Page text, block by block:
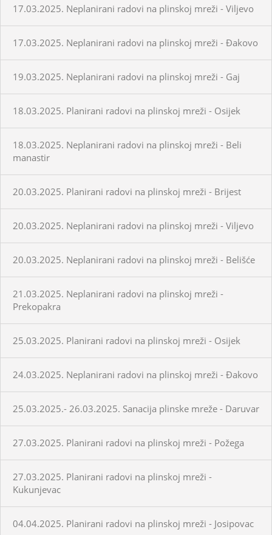
17.03.2025. Neplanirani radovi na plinskoj mreži - Viljevo
17.03.2025. Neplanirani radovi na plinskoj mreži - Đakovo
19.03.2025. Neplanirani radovi na plinskoj mreži - Gaj
18.03.2025. Planirani radovi na plinskoj mreži - Osijek
18.03.2025. Neplanirani radovi na plinskoj mreži - Beli
manastir
20.03.2025. Planirani radovi na plinskoj mreži - Brijest
20.03.2025. Neplanirani radovi na plinskoj mreži - Viljevo
20.03.2025. Neplanirani radovi na plinskoj mreži - Belišće
21.03.2025. Neplanirani radovi na plinskoj mreži -
Prekopakra
25.03.2025. Planirani radovi na plinskoj mreži - Osijek
24.03.2025. Neplanirani radovi na plinskoj mreži - Đakovo
25.03.2025.- 26.03.2025. Sanacija plinske mreže - Daruvar
27.03.2025. Planirani radovi na plinskoj mreži - Požega
27.03.2025. Planirani radovi na plinskoj mreži -
Kukunjevac
04.04.2025. Planirani radovi na plinskoj mreži - Josipovac